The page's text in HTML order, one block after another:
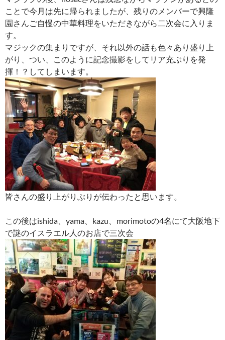
ことで今月は先に帰られましたが、残りのメンバーで興隆
園さんご自慢の中華料理をいただきながら二次会に入りま
す。
マジックの集まりですが、それ以外の話も色々あり盛り上
がり、つい、このように記念撮影をしてリア充ぶりを発
揮！？してしまいます。
皆さんの盛り上がりぶりが伝わったと思います。
この後はishida、yama、kazu、morimotoの4名にて大阪地下
で謎のイスラエル人のお店で三次会